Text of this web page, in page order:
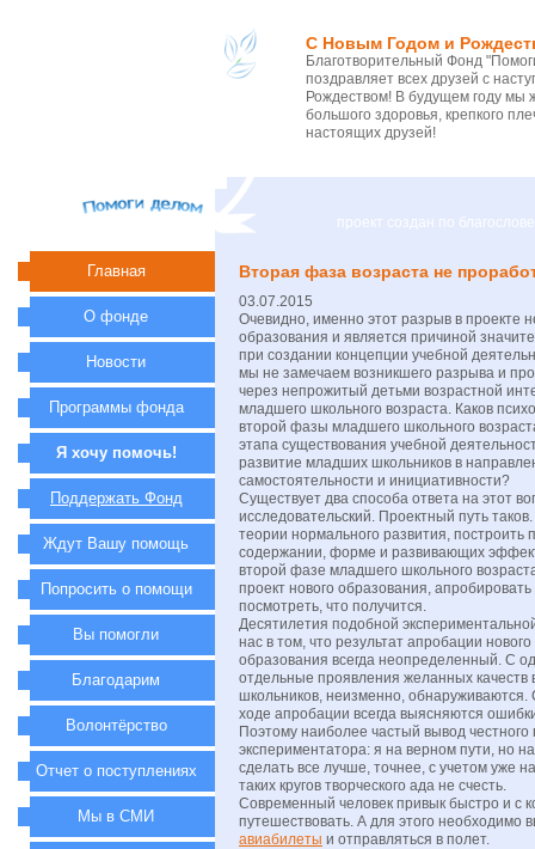
С Новым Годом и
Благотворительный Фонд
поздравляет всех друзей с
Рождеством! В будущем году
большого здоровья, крепкого
настоящих друзей!
проект создан по
Вторая фаза возраста не
03.07.2015
Очевидно, именно этот разрыв в проекте
образования и является причиной
при создании концепции учебной
мы не замечаем возникшего разрыва и
через непрожитый детьми возрастной
младшего школьного возраста. Каков
второй фазы младшего школьного
этапа существования учебной
развитие младших школьников в
самостоятельности и инициативности?
Существует два способа ответа на этот
исследовательский. Проектный путь
теории нормального развития, построить
содержании, форме и развивающих
второй фазе младшего школьного
проект нового образования, апробировать
посмотреть, что получится.
Десятилетия подобной
нас в том, что результат апробации
образования всегда неопределенный. С
отдельные проявления желанных качеств
школьников, неизменно, обнаруживаются.
ходе апробации всегда выясняются
Поэтому наиболее частый вывод честного
экспериментатора: я на верном пути, но
сделать все лучше, точнее, с учетом уже
таких кругов творческого ада не счесть.
Современный человек привык быстро и с
путешествовать. А для этого необходимо
авиабилеты и отправляться в полет.
Главная
О фонде
Новости
Программы фонда
Я хочу помочь!
Поддержать Фонд
Ждут Вашу помощь
Попросить о помощи
Вы помогли
Благодарим
Волонтёрство
Отчет о поступлениях
Мы в СМИ